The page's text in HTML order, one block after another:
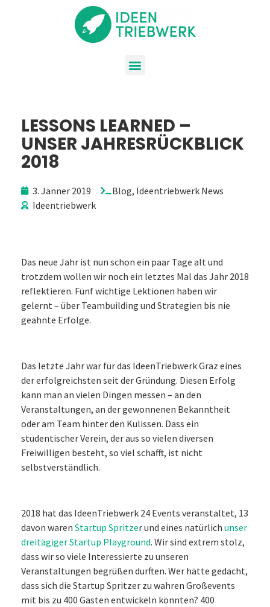
LESSONS LEARNED –
UNSER JAHRESRÜCKBLICK
2018
3. Jänner 2019 Blog, Ideentriebwerk News
Ideentriebwerk
Das neue Jahr ist nun schon ein paar Tage alt und
trotzdem wollen wir noch ein letztes Mal das Jahr 2018
reflektieren. Fünf wichtige Lektionen haben wir
gelernt – über Teambuilding und Strategien bis nie
geahnte Erfolge.
Das letzte Jahr war für das IdeenTriebwerk Graz eines
der erfolgreichsten seit der Gründung. Diesen Erfolg
kann man an vielen Dingen messen – an den
Veranstaltungen, an der gewonnenen Bekanntheit
oder am Team hinter den Kulissen. Dass ein
studentischer Verein, der aus so vielen diversen
Freiwilligen besteht, so viel schafft, ist nicht
selbstverständlich.
2018 hat das IdeenTriebwerk 24 Events veranstaltet, 13
davon waren Startup Spritzer und eines natürlich unser
dreitägiger Startup Playground. Wir sind extrem stolz,
dass wir so viele Interessierte zu unseren
Veranstaltungen begrüßen durften. Wer hätte gedacht,
dass sich die Startup Spritzer zu wahren Großevents
mit bis zu 400 Gästen entwickeln könnten? 400